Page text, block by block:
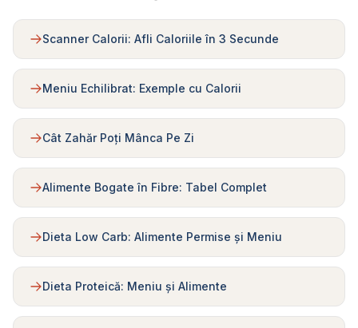
Scanner Calorii: Afli Caloriile în 3 Secunde
Meniu Echilibrat: Exemple cu Calorii
Cât Zahăr Poți Mânca Pe Zi
Alimente Bogate în Fibre: Tabel Complet
Dieta Low Carb: Alimente Permise și Meniu
Dieta Proteică: Meniu și Alimente